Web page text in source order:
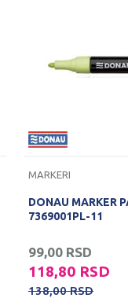
MARKERI
DONAU MARKER
7369001PL-11
99,00 RSD
118,80 RSD
138,00RSD